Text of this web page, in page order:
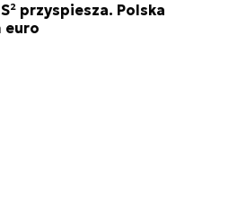
przyspiesza. Polska
euro